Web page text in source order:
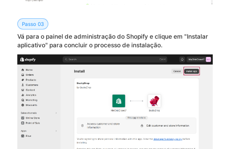
Passo 03
Vá para o painel de administração do Shopify e clique em "Instalar
aplicativo" para concluir o processo de instalação.